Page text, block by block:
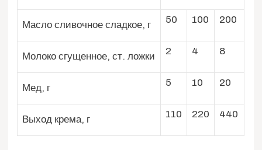
Масло сливочное сладкое, г 50 100 200
Молоко сгущенное, ст. ложки 2 4 8
Мед, г 5 10 20
Выход крема, г 110 220 440